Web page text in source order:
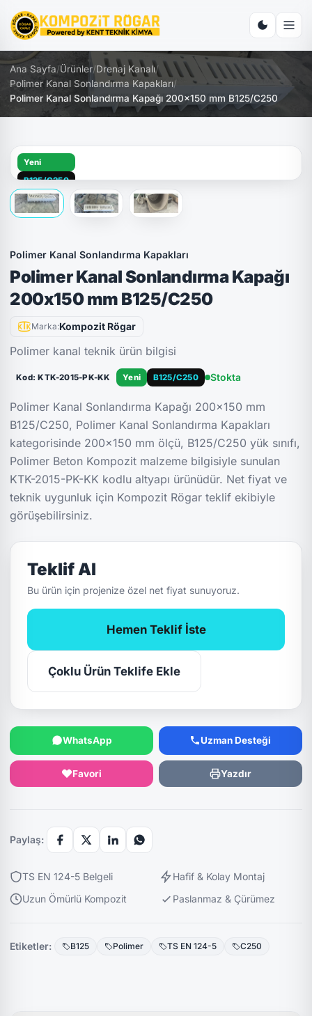
Ana Sayfa/Ürünler/Drenaj Kanalı/
Polimer Kanal Sonlandırma Kapakları/
Polimer Kanal Sonlandırma Kapağı 200x150 mm B125/C250
Yeni
B125/C250
Polimer Kanal Sonlandırma Kapakları
Polimer Kanal Sonlandırma Kapağı
200x150 mm B125/C250
Marka:Kompozit Rögar
Polimer kanal teknik ürün bilgisi
Kod: KTK-2015-PK-KK Yeni B125/C250 Stokta
Polimer Kanal Sonlandırma Kapağı 200x150 mm
B125/C250, Polimer Kanal Sonlandırma Kapakları
kategorisinde 200x150 mm ölçü, B125/C250 yük sınıfı,
Polimer Beton Kompozit malzeme bilgisiyle sunulan
KTK-2015-PK-KK kodlu altyapı ürünüdür. Net fiyat ve
teknik uygunluk için Kompozit Rögar teklif ekibiyle
görüşebilirsiniz.
Teklif Al
Bu ürün için projenize özel net fiyat sunuyoruz.
Hemen Teklif İste
Çoklu Ürün Teklife Ekle
WhatsApp Uzman Desteği
Favori Yazdır
Paylaş:
TS EN 124-5 Belgeli
Hafif & Kolay Montaj
Uzun Ömürlü Kompozit
Paslanmaz & Çürümez
Etiketler: B125 Polimer TS EN 124-5 C250